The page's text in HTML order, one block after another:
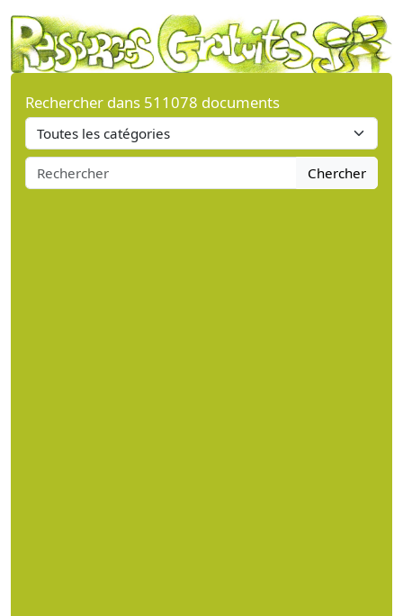
Rechercher dans 511078 documents
Chercher